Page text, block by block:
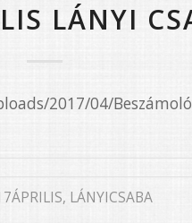
LÁNYI
2017/04/
, LÁNYICSABA